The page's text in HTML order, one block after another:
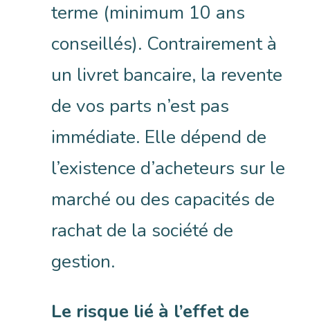
terme (minimum 10 ans
conseillés). Contrairement à
un livret bancaire, la revente
de vos parts n’est pas
immédiate. Elle dépend de
l’existence d’acheteurs sur le
marché ou des capacités de
rachat de la société de
gestion.
Le risque lié à l’effet de